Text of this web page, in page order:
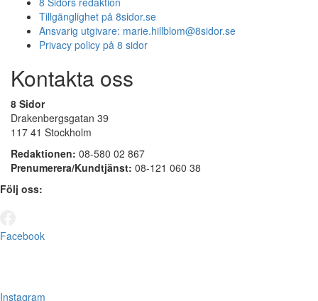
Tillgänglighet på 8sidor.se
Ansvarig utgivare: marie.hillblom@8sidor.se
Privacy policy på 8 sidor
Kontakta oss
8 Sidor
Drakenbergsgatan 39
117 41 Stockholm
Redaktionen: 08-580 02 867
Prenumerera/Kundtjänst: 08-121 060 38
Följ oss:
Facebook
Instagram